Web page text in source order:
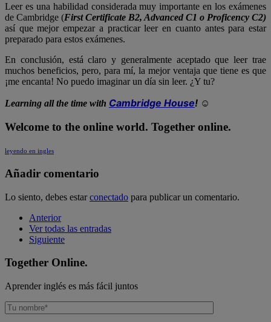
Leer es una habilidad considerada muy importante en los exámenes
de Cambridge (First Certificate B2, Advanced C1 o Proficency C2)
así que mejor empezar a practicar leer en cuanto antes para estar
preparado para estos exámenes.
En conclusión, está claro y generalmente aceptado que leer trae
muchos beneficios, pero, para mí, la mejor ventaja que tiene es que
¡me encanta! No puedo imaginar un día sin leer. ¿Y tu?
Learning all the time with Cambridge House! ☺
Welcome to the online world. Together online.
leyendo en ingles
Añadir comentario
Lo siento, debes estarconectado para publicar un comentario.
Anterior
Ver todas las entradas
Siguiente
Together Online.
Aprender inglés es más fácil juntos